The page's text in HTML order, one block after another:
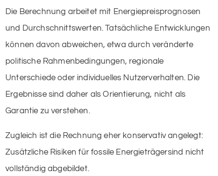
Die Berechnung arbeitet mit Energiepreisprognosen
und Durchschnittswerten. Tatsächliche Entwicklungen
können davon abweichen, etwa durch veränderte
politische Rahmenbedingungen, regionale
Unterschiede oder individuelles Nutzerverhalten. Die
Ergebnisse sind daher als Orientierung, nicht als
Garantie zu verstehen.
Zugleich ist die Rechnung eher konservativ angelegt:
Zusätzliche Risiken für fossile Energieträgersind nicht
vollständig abgebildet.